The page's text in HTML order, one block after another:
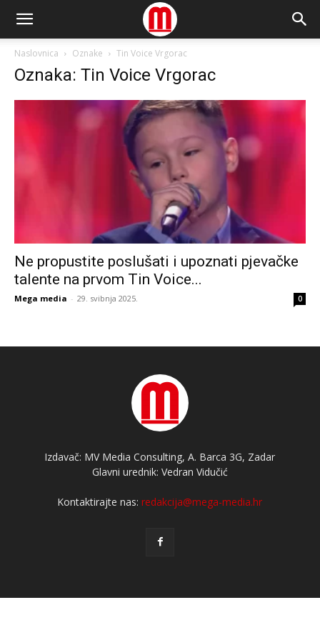
Naslovnica Oznake Tin Voice Vrgorac
Oznaka: Tin Voice Vrgorac
Ne propustite poslušati i upoznati pjevačke
talente na prvom Tin Voice...
Mega media - 29. svibnja 2025. 0
Izdavač: MV Media Consulting, A. Barca 3G, Zadar
Glavni urednik: Vedran Vidučić
Kontaktirajte nas:redakcija@mega-media.hr